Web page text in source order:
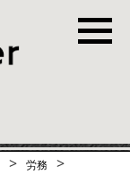
> 労務 >